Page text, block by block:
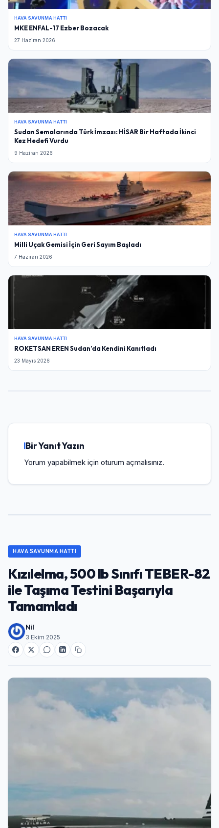
HAVA SAVUNMA HATTI
MKE ENFAL-17 Ezber Bozacak
27 Haziran 2026
HAVA SAVUNMA HATTI
Sudan Semalarında Türk İmzası: HİSAR Bir Haftada İkinci
Kez Hedefi Vurdu
9 Haziran 2026
HAVA SAVUNMA HATTI
Milli Uçak Gemisi İçin Geri Sayım Başladı
7 Haziran 2026
HAVA SAVUNMA HATTI
ROKETSAN EREN Sudan’da Kendini Kanıtladı
23 Mayıs 2026
Bir Yanıt Yazın
Yorum yapabilmek için oturum açmalısınız.
HAVA SAVUNMA HATTI
Kızılelma, 500 lb Sınıfı TEBER-82
ile Taşıma Testini Başarıyla
Tamamladı
Nil
3 Ekim 2025